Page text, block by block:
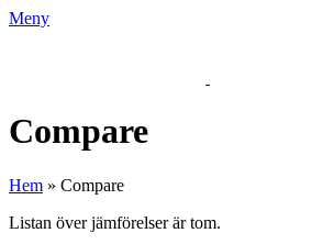
Meny
Compare
Hem » Compare
Listan över jämförelser är tom.